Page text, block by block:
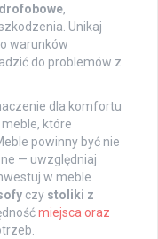
,
Unikaj
warunków
do problemów z
dla komfortu
które
powinny być nie
— uwzględniaj
w meble
czy stoliki z
miejsca oraz